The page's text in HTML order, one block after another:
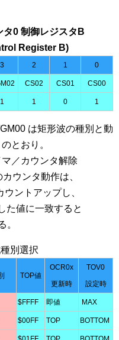
0 制御レジスタB
Register B)
3 2 1 0
CS02 CS01 CS00
1 1 0 1
は矩形波の種別と動
とおり。
／カウンタ解除
ウンタ動作は、
ントアップし、
た値に一致すると
。
別選択
TOP値
OCR0x
更新時
TOV0
設定時
$FFFF 即値 MAX
$00FF TOP BOTTOM